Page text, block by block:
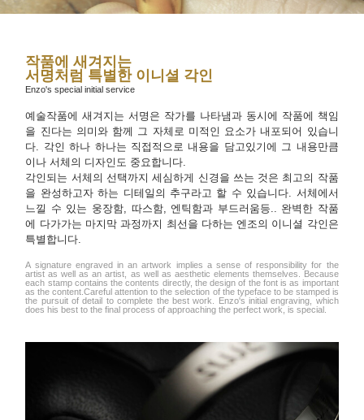
작품에 새겨지는
서명처럼 특별한 이니셜 각인
Enzo's special initial service
예술작품에 새겨지는 서명은 작가를 나타냄과 동시에 작품에 책임
을 진다는 의미와 함께 그 자체로 미적인 요소가 내포되어 있습니
다. 각인 하나 하나는 직접적으로 내용을 담고있기에 그 내용만큼
이나 서체의 디자인도 중요합니다.
각인되는 서체의 선택까지 세심하게 신경을 쓰는 것은 최고의 작품
을 완성하고자 하는 디테일의 추구라고 할 수 있습니다. 서체에서
느낄 수 있는 웅장함, 따스함, 엔틱함과 부드러움등.. 완벽한 작품
에 다가가는 마지막 과정까지 최선을 다하는 엔조의 이니셜 각인은
특별합니다.
A signature engraved in an artwork implies a sense of responsibility for the
artist as well as an artist, as well as aesthetic elements themselves. Because
each stamp contains the contents directly, the design of the font is as important
as the content.Careful attention to the selection of the typeface to be stamped is
the pursuit of detail to complete the best work. Enzo's initial engraving, which
does his best to the final process of approaching the perfect work, is special.